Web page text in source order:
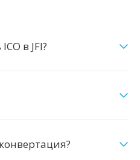
в JFI?